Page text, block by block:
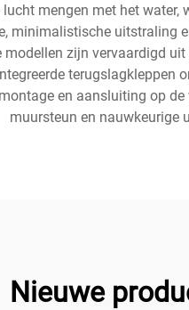
mengen met het
minimalistische uitstraling
zijn vervaardigd
en aansluiting op
muursteun en nauwkeurige
Nieuwe